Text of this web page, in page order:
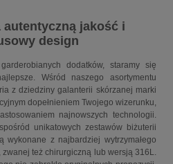
autentyczną jakość i
design
dodatków, staramy się
Wśród naszego asortymentu
z dziedziny galanterii skórzanej marki
dopełnieniem Twojego wizerunku,
najnowszych technologii.
unikatowych zestawów biżuterii
wykonane z najbardziej wytrzymałego
też chirurgiczną lub wersją 316L.